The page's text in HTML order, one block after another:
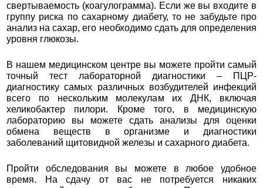
свертываемость (коагулограмма). Если же вы входите в
группу риска по сахарному диабету, то не забудьте про
анализ на сахар, его необходимо сдать для определения
уровня глюкозы.
В нашем медицинском центре вы можете пройти самый
точный тест лабораторной диагностики – ПЦР-
диагностику самых различных возбудителей инфекций
всего по нескольким молекулам их ДНК, включая
хеликобактер пилори. Кроме того, в медицинскую
лабораторию вы можете сдать анализы для оценки
обмена веществ в организме и диагностики
заболеваний щитовидной железы и сахарного диабета.
Пройти обследования вы можете в любое удобное
время. На сдачу от вас не потребуется никаких